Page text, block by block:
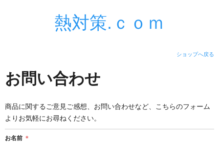
熱対策.ｃｏｍ
ショップへ戻る
お問い合わせ
商品に関するご意見ご感想、お問い合わせなど、こちらのフォーム
よりお気軽にお尋ねください。
お名前 ＊